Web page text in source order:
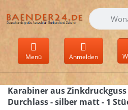
Geben
Menü Anmelden
Karabiner aus Zinkdruckguss
Durchlass - silber matt - 1